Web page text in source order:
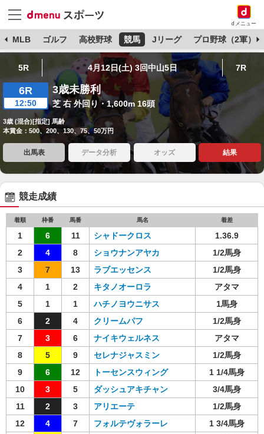
dメニュー
MLB ゴルフ 高校野球 競馬 Jリーグ プロ野球（2軍）
5R 4月12日(土) 3回中山5日 7R
6R
12:50
3歳未勝利
芝 右 外回り・1,600m 16頭
3歳 (混合)[指定] 馬齢
本賞金：500、200、130、75、50万円
出馬表 データ分析 オッズ 結果
競走成績
着順 枠番 馬番 馬名 着差
1 6 11 シャドークロス
1.36.9
2
4 8 ショウナンアヤカ
1/2馬身
3
7 13 ラブエッセンス
1/2馬身
4
1 2 キタノオーロラ
アタマ
5
1 1 ハチノヨウニサス
1馬身
6
2 4 クリームパフ
1/2馬身
7
3 6 ナイキウェルネス
アタマ
8
5 9 セレナジャスミン
1/2馬身
9
6 12 トーセンスウィング
1 1/4馬身
10
3 5 ダッシュアキチャン
3/4馬身
11
2 3 アリエーテ
1/2馬身
12
4 7 フォルテヴォラーレ
1 3/4馬身